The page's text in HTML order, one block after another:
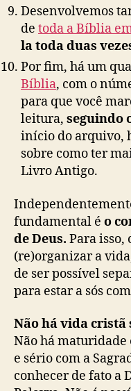
Desenvolvemos
de toda a Bíblia
la toda duas
Por fim, há um
Bíblia, com o
para que você
leitura, seguindo
início do arquivo,
sobre como ter
Livro Antigo.
fundamental é o
de Deus. Para isso,
(re)organizar a
de ser possível
para estar a sós
Não há vida cristã
Não há maturidade
e sério com a
conhecer de fato a